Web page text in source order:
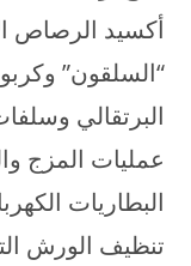
أكسيد الرصاص
“السلقون”
البرتقالي
عمليات المزج
البطاريات
تنظيف الورش